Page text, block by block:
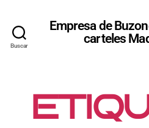
Buscar
Empresa de
carteles